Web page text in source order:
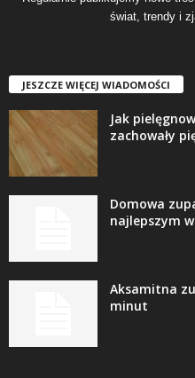
świat, trendy i
JESZCZE WIĘCEJ WIADOMOŚCI
Jak
zachowały
Domowa
najlepszym
Aksamitna
minut